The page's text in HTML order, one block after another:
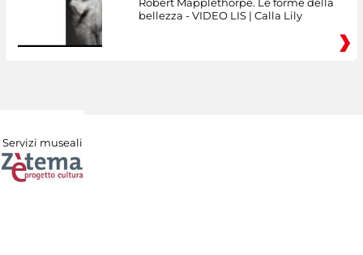
bellezza - VIDEO LIS | Calla Lily
Servizi museali